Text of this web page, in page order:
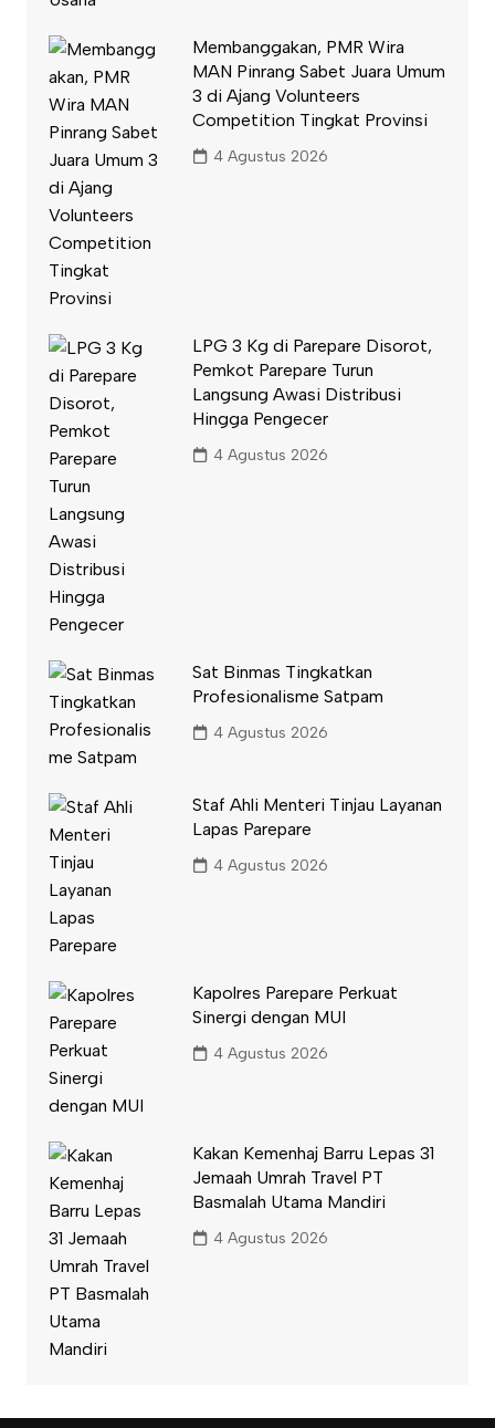
Membanggakan, PMR Wira
MAN Pinrang Sabet Juara Umum
3 di Ajang Volunteers
Competition Tingkat Provinsi
4 Agustus 2026
LPG 3 Kg di Parepare Disorot,
Pemkot Parepare Turun
Langsung Awasi Distribusi
Hingga Pengecer
4 Agustus 2026
Sat Binmas Tingkatkan
Profesionalisme Satpam
4 Agustus 2026
Staf Ahli Menteri Tinjau Layanan
Lapas Parepare
4 Agustus 2026
Kapolres Parepare Perkuat
Sinergi dengan MUI
4 Agustus 2026
Kakan Kemenhaj Barru Lepas 31
Jemaah Umrah Travel PT
Basmalah Utama Mandiri
4 Agustus 2026